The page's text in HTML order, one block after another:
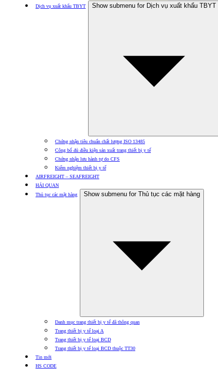
Dịch vụ xuất khẩu TBYT
Show submenu for Dịch vụ xuất khẩu TBYT
Chứng nhận tiêu chuẩn chất lượng ISO 13485
Công bố đủ điều kiện sản xuất trang thiết bị y tế
Chứng nhận lưu hành tự do CFS
Kiểm nghiệm thiết bị y tế
AIRFREIGHT – SEAFREIGHT
HẢI QUAN
Thủ tục các mặt hàng
Show submenu for Thủ tục các mặt hàng
Danh mục trang thiết bị y tế đã thông quan
Trang thiết bị y tế loại A
Trang thiết bị y tế loại BCD
Trang thiết bị y tế loại BCD thuộc TT30
Tin mới
HS CODE